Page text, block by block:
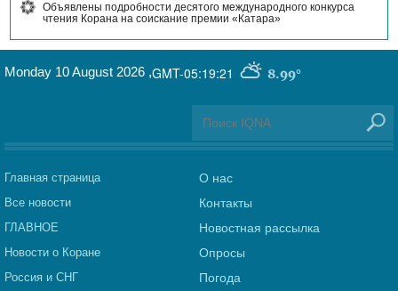
Объявлены подробности десятого международного конкурса
чтения Корана на соискание премии «Катара»
GMT-05:19:21 8.99°
Monday 10 August 2026 ,
Главная страница
Все новости
ГЛАВНОЕ
Новости о Коране
Россия и СНГ
О нас
Контакты
Новостная рассылка
Опросы
Погода